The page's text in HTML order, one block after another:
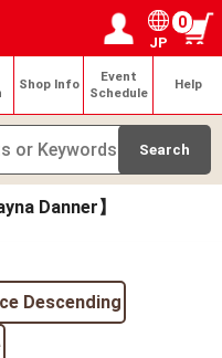
JP
0
Shop Info
Event
Schedule
Help
Danner】
Descending